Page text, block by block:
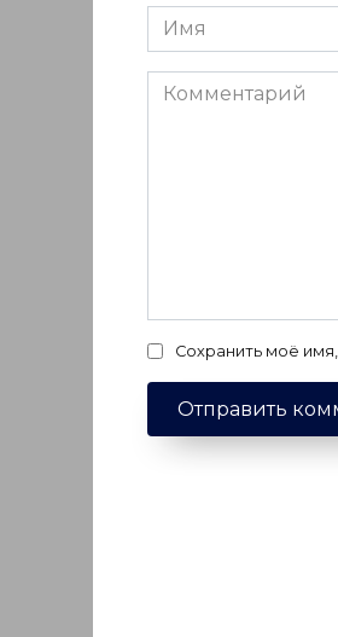
Имя
*
Комментарий
Сохранить моё